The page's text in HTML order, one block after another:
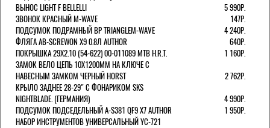
ВЫНОС LIGHT F BELLELLI
5 990Р.
ЗВОНОК КРАСНЫЙ M-WAVE
147Р.
ПОДСУМОК ПОДРАМНЫЙ BP TRIANGLEM-WAVE
4 240Р.
ФЛЯГА AB-SCREWON X9 0.8Л AUTHOR
640Р.
ПОКРЫШКА 29X2.10 (54-622) 00-011089 MTB H.R.T.
1 160Р.
ЗАМОК ВЕЛО ЦЕПЬ 10Х1200ММ НА КЛЮЧЕ С
НАВЕСНЫМ ЗАМКОМ ЧЕРНЫЙ HORST
2 762Р.
КРЫЛО ЗАДНЕЕ 28-29" С ФОНАРИКОМ SKS
NIGHTBLADE. (ГЕРМАНИЯ)
4 990Р.
ПОДСУМОК ПОДСЕДЕЛЬНЫЙ A-S381 QF9 X7 AUTHOR
1 950Р.
НАБОР ИНСТРУМЕНТОВ УНИВЕРСАЛЬНЫЙ YC-721